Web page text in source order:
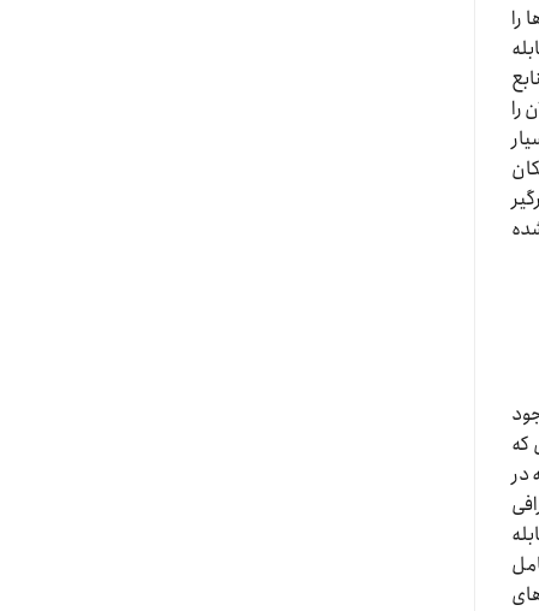
را
را
که
در